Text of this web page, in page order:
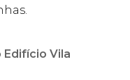
Edifício Vila